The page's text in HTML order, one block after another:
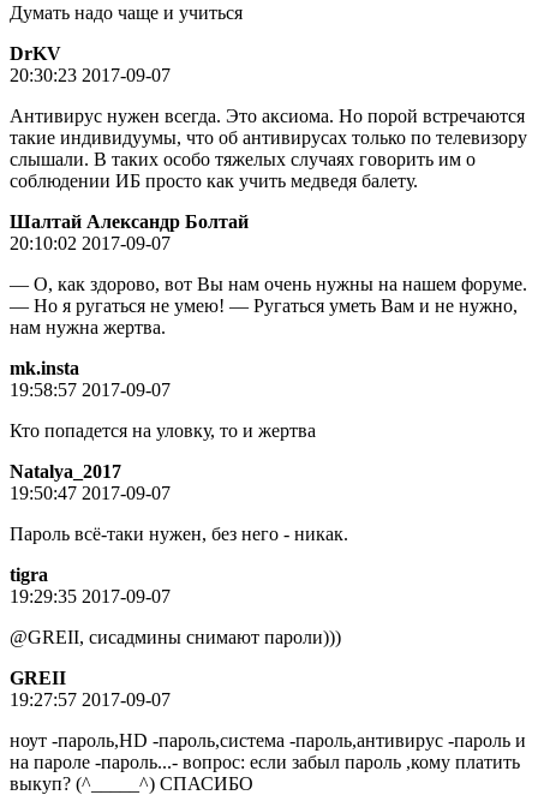
Думать надо чаще и учиться
DrKV
20:30:23 2017-09-07
Антивирус нужен всегда. Это аксиома. Но порой встречаются
такие индивидуумы, что об антивирусах только по телевизору
слышали. В таких особо тяжелых случаях говорить им о
соблюдении ИБ просто как учить медведя балету.
Шалтай Александр Болтай
20:10:02 2017-09-07
— О, как здорово, вот Вы нам очень нужны на нашем форуме.
— Но я ругаться не умею! — Ругаться уметь Вам и не нужно,
нам нужна жертва.
mk.insta
19:58:57 2017-09-07
Кто попадется на уловку, то и жертва
Natalya_2017
19:50:47 2017-09-07
Пароль всё-таки нужен, без него - никак.
tigra
19:29:35 2017-09-07
@GREII, сисадмины снимают пароли)))
GREII
19:27:57 2017-09-07
ноут -пароль,HD -пароль,система -пароль,антивирус -пароль и
на пароле -пароль...- вопрос: если забыл пароль ,кому платить
выкуп? (^_____^) СПАСИБО